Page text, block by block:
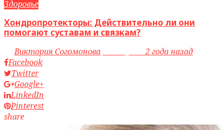
Здоровье
Хондропротекторы: Действительно ли они
помогают суставам и связкам?
byВиктория Согомонова access_time2 года назад
Facebook
Twitter
Google+
LinkedIn
Pinterest
share